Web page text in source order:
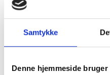
Samtykke
Denne hjemmeside
under indgåede
Microsoft Teams
nyhedsbreve)
Conventus